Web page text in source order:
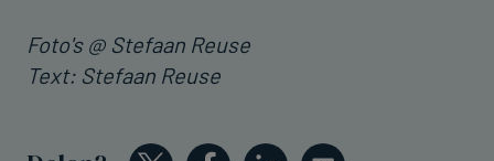
Foto's @ Stefaan Reuse
Text: Stefaan Reuse